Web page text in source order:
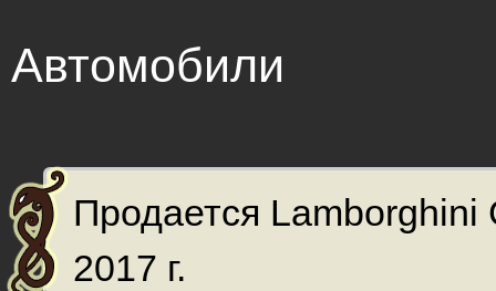
Автомобили
Продается Lamborghini
2017 г.